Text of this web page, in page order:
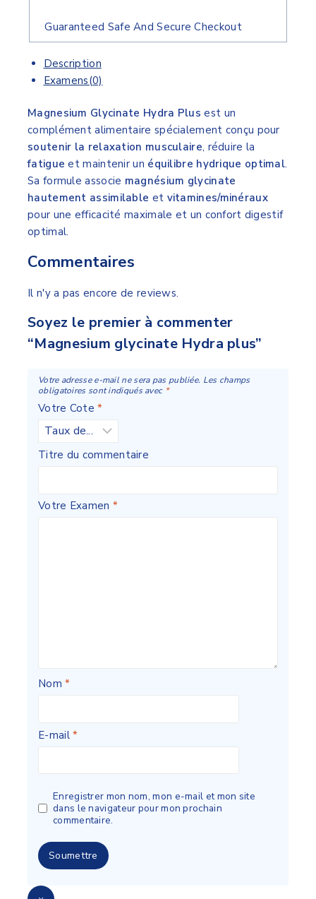
Guaranteed Safe And Secure Checkout
Description
Examens(0)
Magnesium Glycinate Hydra Plus est un
complément alimentaire spécialement conçu pour
soutenir la relaxation musculaire, réduire la
fatigue et maintenir un équilibre hydrique optimal.
Sa formule associe magnésium glycinate
hautement assimilable et vitamines/minéraux
pour une efficacité maximale et un confort digestif
optimal.
Commentaires
Il n'y a pas encore de reviews.
Soyez le premier à commenter
“Magnesium glycinate Hydra plus”
Votre adresse e-mail ne sera pas publiée. Les champs
obligatoires sont indiqués avec *
Votre Cote*
Titre du commentaire
Votre Examen *
Nom*
E-mail*
Enregistrer mon nom, mon e-mail et mon site
dans le navigateur pour mon prochain
commentaire.